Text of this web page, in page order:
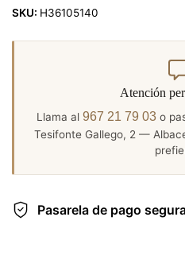
SKU: H36105140
Atención
Llama al 967 21 79 03 o
Tesifonte Gallego, 2 —
Pasarela de pago